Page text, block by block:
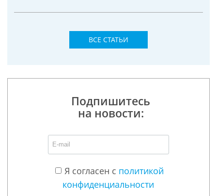
ВСЕ СТАТЬИ
Подпишитесь
на новости:
Я согласен с политикой
конфиденциальности